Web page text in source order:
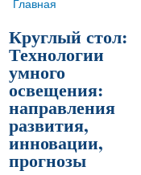
Вы здесь
Главная
Круглый стол:
Технологии
умного
освещения:
направления
развития,
инновации,
прогнозы